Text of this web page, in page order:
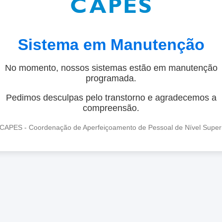
Sistema em Manutenção
No momento, nossos sistemas estão em manutenção
programada.
Pedimos desculpas pelo transtorno e agradecemos a
compreensão.
- Coordenação de Aperfeiçoamento de Pessoal de Nível